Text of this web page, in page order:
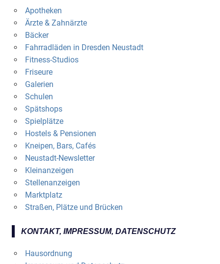
Apotheken
Ärzte & Zahnärzte
Bäcker
Fahrradläden in Dresden Neustadt
Fitness-Studios
Friseure
Galerien
Schulen
Spätshops
Spielplätze
Hostels & Pensionen
Kneipen, Bars, Cafés
Neustadt-Newsletter
Kleinanzeigen
Stellenanzeigen
Marktplatz
Straßen, Plätze und Brücken
KONTAKT, IMPRESSUM, DATENSCHUTZ
Hausordnung